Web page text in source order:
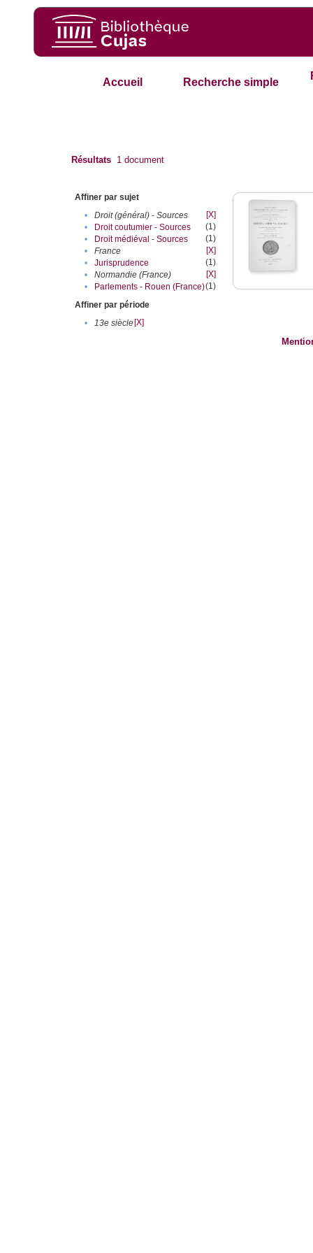
Accueil Recherche simple
Résultats 1 document
Affiner par sujet
•
Droit (général) - Sources
[X]
•
Droit coutumier - Sources
(1)
•
Droit médiéval - Sources
(1)
•
France
[X]
•
Jurisprudence
(1)
•
Normandie (France)
[X]
•
Parlements - Rouen (France)(1)
Affiner par période
•
13e siècle[X]